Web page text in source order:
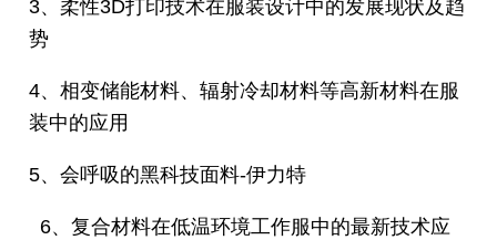
3、柔性3D打印技术在服装设计中的发展现状及趋
势
4、相变储能材料、辐射冷却材料等高新材料在服
装中的应用
5、会呼吸的黑科技面料-伊力特
6、复合材料在低温环境工作服中的最新技术应